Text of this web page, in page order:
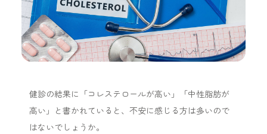
健診の結果に「コレステロールが高い」「中性脂肪が
高い」と書かれていると、不安に感じる方は多いので
はないでしょうか。